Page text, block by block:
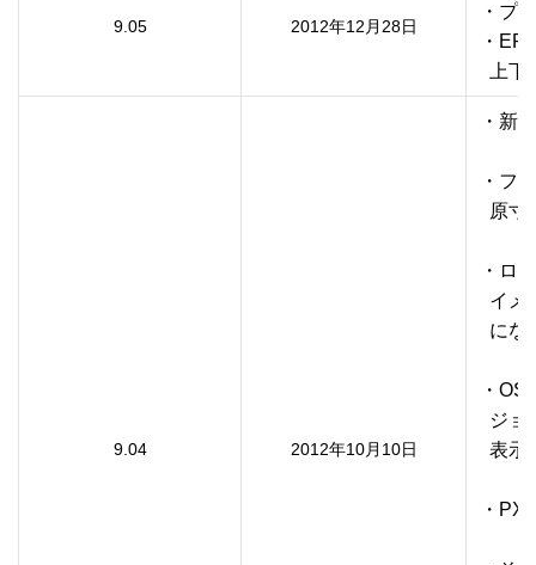
9.05 2012年12月28日
・プ
・
上
9.04 2012年10月10日
・新
・フ
原
・ロ
イ
に
・
ジ
表
・